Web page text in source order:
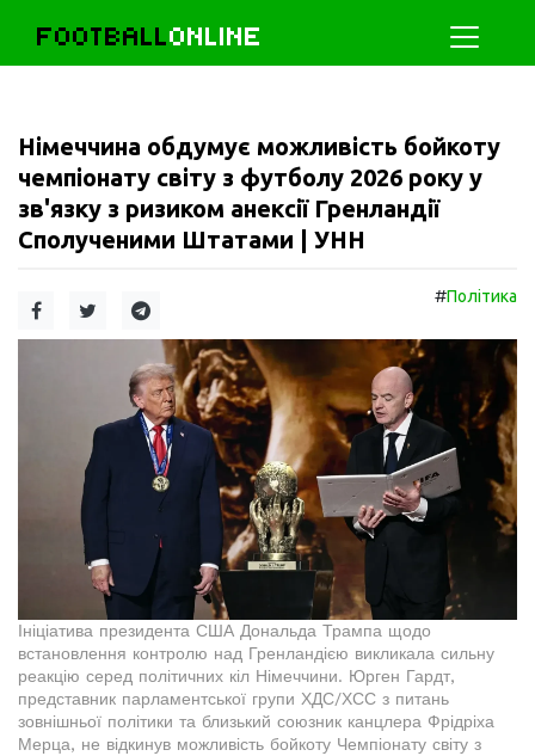
FOOTBALLONLINE
Німеччина обдумує можливість бойкоту
чемпіонату світу з футболу 2026 року у
зв'язку з ризиком анексії Гренландії
Сполученими Штатами | УНН
#Політика
Ініціатива президента США Дональда Трампа щодо
встановлення контролю над Гренландією викликала сильну
реакцію серед політичних кіл Німеччини. Юрген Гардт,
представник парламентської групи ХДС/ХСС з питань
зовнішньої політики та близький союзник канцлера Фрідріха
Мерца, не відкинув можливість бойкоту Чемпіонату світу з